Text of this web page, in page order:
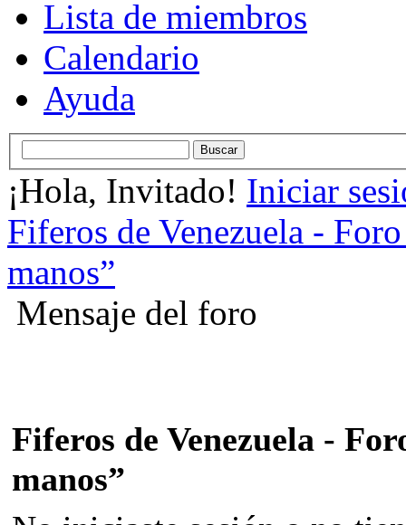
Lista de miembros
Calendario
Ayuda
¡Hola, Invitado! Iniciar
Fiferos de Venezuela -
manos”
Mensaje del foro
Fiferos de Venezuela -
manos”